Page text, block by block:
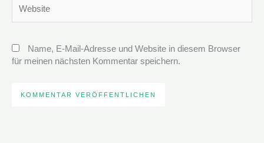
Name, E-Mail-Adresse und Website in diesem Browser
für meinen nächsten Kommentar speichern.